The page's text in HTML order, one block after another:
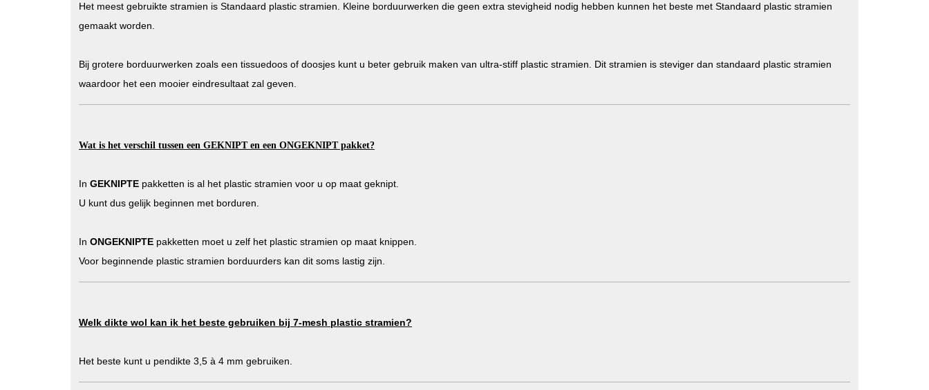
Het meest gebruikte stramien is Standaard plastic stramien. Kleine borduurwerken die geen extra stevigheid nodig hebben kunnen het beste met Standaard plastic stramien
gemaakt worden.
Bij grotere borduurwerken zoals een tissuedoos of doosjes kunt u beter gebruik maken van ultra-stiff plastic stramien. Dit stramien is steviger dan standaard plastic stramien
waardoor het een mooier eindresultaat zal geven.
Wat is het verschil tussen een GEKNIPT en een ONGEKNIPT pakket?
In GEKNIPTE pakketten is al het plastic stramien voor u op maat geknipt.
U kunt dus gelijk beginnen met borduren.
In ONGEKNIPTE pakketten moet u zelf het plastic stramien op maat knippen.
Voor beginnende plastic stramien borduurders kan dit soms lastig zijn.
Welk dikte wol kan ik het beste gebruiken bij 7-mesh plastic stramien?
Het beste kunt u pendikte 3,5 à 4 mm gebruiken.